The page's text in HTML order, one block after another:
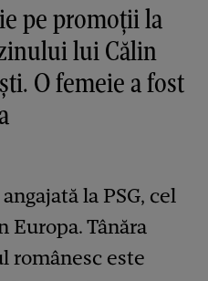
pe promoții la
lui Călin
O femeie a fost